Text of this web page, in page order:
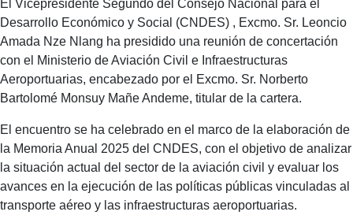
El Vicepresidente Segundo del Consejo Nacional para el
Desarrollo Económico y Social (CNDES) , Excmo. Sr. Leoncio
Amada Nze Nlang ha presidido una reunión de concertación
con el Ministerio de Aviación Civil e Infraestructuras
Aeroportuarias, encabezado por el Excmo. Sr. Norberto
Bartolomé Monsuy Mañe Andeme, titular de la cartera.
El encuentro se ha celebrado en el marco de la elaboración de
la Memoria Anual 2025 del CNDES, con el objetivo de analizar
la situación actual del sector de la aviación civil y evaluar los
avances en la ejecución de las políticas públicas vinculadas al
transporte aéreo y las infraestructuras aeroportuarias.